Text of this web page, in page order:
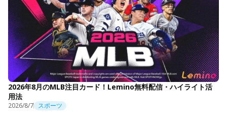
2026年8月のMLB注目カード！Lemino無料配信・ハイライト活
用法
2026/8/7 スポーツ